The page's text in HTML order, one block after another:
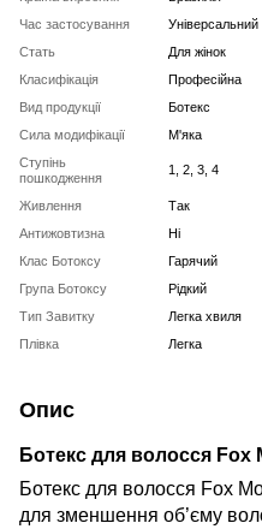
Час застосування
Універсальний
Стать
Для жінок
Класифікація
Професійна
Вид продукції
Ботекс
Сила модифікації
М'яка
Ступінь
пошкодження
1, 2, 3, 4
Живлення
Так
Антижовтизна
Ні
Клас Ботоксу
Гарячий
Група Ботоксу
Рідкий
Тип Завитку
Легка хвиля
Плівка
Легка
Опис
Ботекс для волосся Fox
Ботекс для волосся Fox
для зменшення об’єму